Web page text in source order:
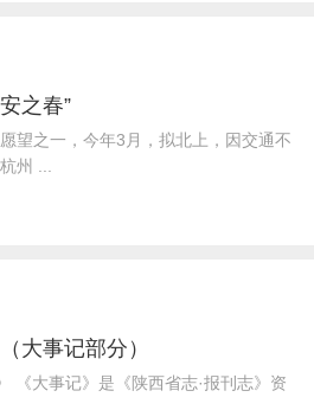
之春”
望之一，今年3月，拟北上，因交通不
州 ...
大事记部分）
《大事记》是《陕西省志·报刊志》资